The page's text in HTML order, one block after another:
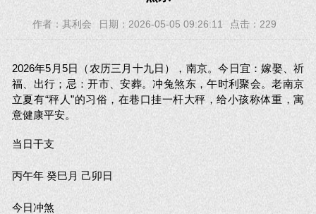
作者：其利会 日期：2026-05-05 09:26:11 点击： 229
2026年5月5日（农历三月十九日），南京。今日宜：嫁娶、祈
福、出行；忌：开市、安葬。冲兔煞东，午时利聚会。老南京
立夏有“秤人”的习俗，在巷口挂一杆大秤，给小孩称体重，寓
意健康平安。
当日干支
丙午年 癸巳月 己卯日
今日冲煞